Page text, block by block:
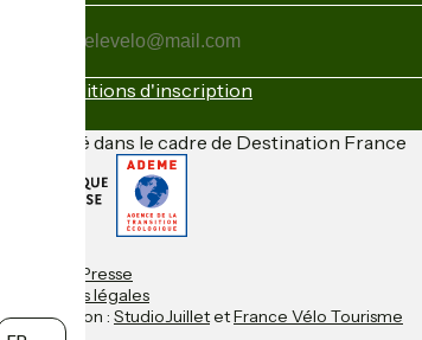
Mon
adresse
Conditions d'inscription
Financé dans le cadre de Destination France
Espace Presse
Mentions légales
Réalisation : StudioJuilletetFrance Vélo Tourisme